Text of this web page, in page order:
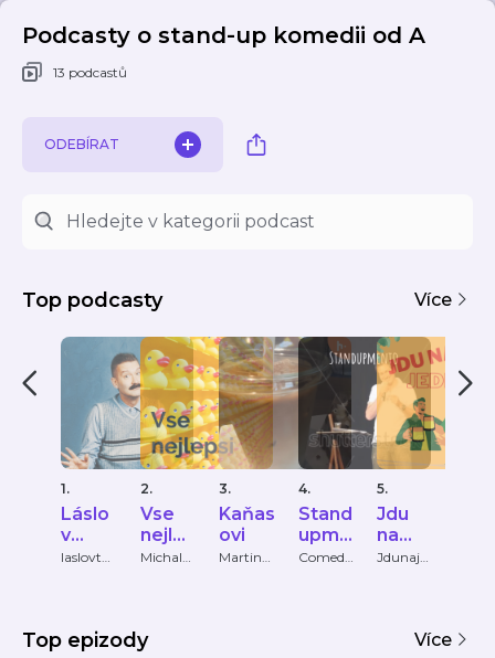
Podcasty o stand-up komedii od A
13 podcastů
ODEBÍRAT
Top podcasty Více
1.
Láslo
v
Týžd
laslovtyz
2.
Vse
nejlep
si
Michal
3.
Kaňas
ovi
Martin
4.
Stand
upme
nto -
Comedi
5.
Jdu
na
jedno
Jdunaje
Top epizody Více